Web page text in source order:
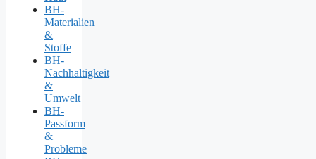
BH-
Materialien
&
Stoffe
BH-
Nachhaltigkeit
&
Umwelt
BH-
Passform
&
Probleme